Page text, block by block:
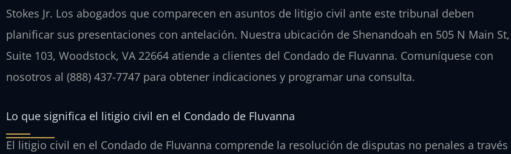
Stokes Jr. Los abogados que comparecen en asuntos de litigio civil ante este tribunal deben
planificar sus presentaciones con antelación. Nuestra ubicación de Shenandoah en 505 N Main St,
Suite 103, Woodstock, VA 22664 atiende a clientes del Condado de Fluvanna. Comuníquese con
nosotros al (888) 437-7747 para obtener indicaciones y programar una consulta.
Lo que significa el litigio civil en el Condado de Fluvanna
El litigio civil en el Condado de Fluvanna comprende la resolución de disputas no penales a través